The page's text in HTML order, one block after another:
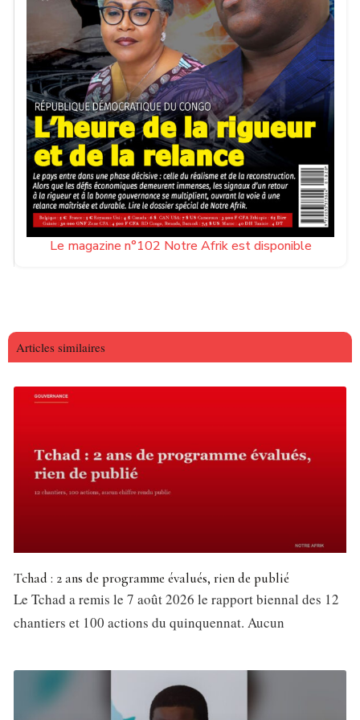
Le magazine n°102 Notre Afrik est disponible
Articles similaires
Tchad : 2 ans de programme évalués, rien de publié
Le Tchad a remis le 7 août 2026 le rapport biennal des 12
chantiers et 100 actions du quinquennat. Aucun